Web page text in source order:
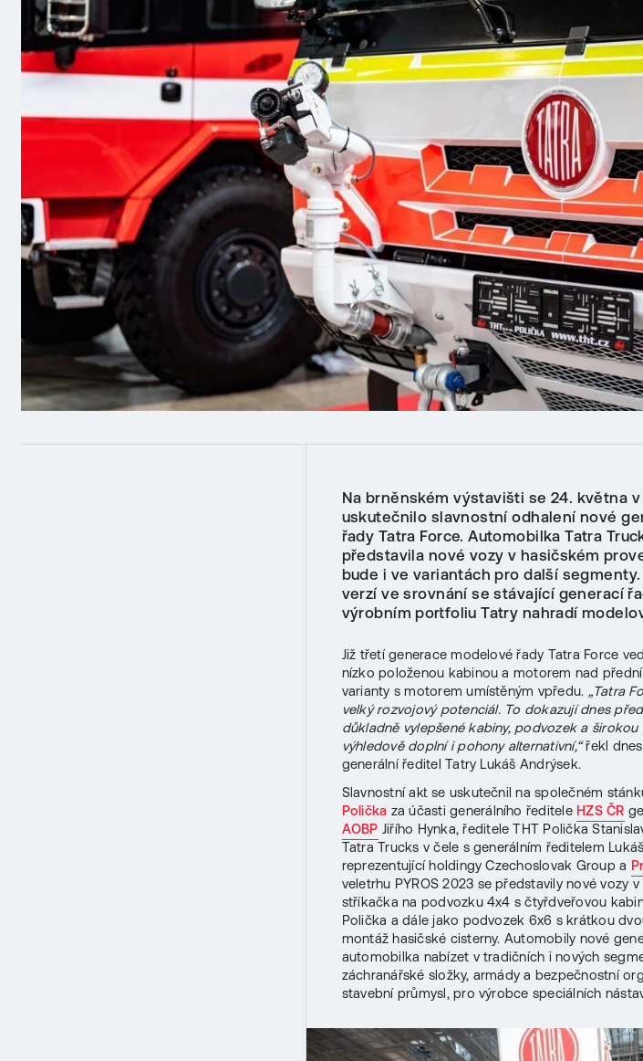
Na brněnském výstavišti se 24. května
uskutečnilo slavnostní odhalení nové
řady Tatra Force. Automobilka Tatra
představila nové vozy v hasičském
bude i ve variantách pro další
verzí ve srovnání se stávající generací
výrobním portfoliu Tatry nahradí
Již třetí generace modelové řady Tatra Force
nízko položenou kabinou a motorem nad
varianty s motorem umístěným vpředu. „Tatra
velký rozvojový potenciál. To dokazují dnes
důkladně vylepšené kabiny, podvozek a
výhledově doplní i pohony alternativní,“řekl
generální ředitel Tatry Lukáš Andrýsek.
Slavnostní akt se uskutečnil na společném
Polička za účasti generálního ředitele HZS ČR
AOBP Jiřího Hynka, ředitele THT Polička
Tatra Trucks v čele s generálním ředitelem
reprezentující holdingy Czechoslovak Group a
veletrhu PYROS 2023 se představily nové vozy
stříkačka na podvozku 4x4 s čtyřdveřovou
Polička a dále jako podvozek 6x6 s krátkou
montáž hasičské cisterny. Automobily nové
automobilka nabízet v tradičních i nových
záchranářské složky, armády a bezpečnostní
stavební průmysl, pro výrobce speciálních